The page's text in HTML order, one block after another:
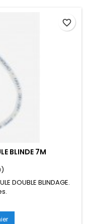
BLINDE 7M
DOUBLE BLINDAGE.
favorite_border